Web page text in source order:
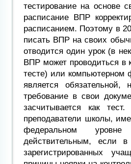
тестирование на основе
расписание ВПР
расписанием. Поэтому в
писать ВПР на своих
отводится один урок (в
ВПР может проводиться в
тесте) или компьютерном
является
требование в свои
засчитывается как
преподаватели школы,
федеральном
действительным, если
зарегистрированных